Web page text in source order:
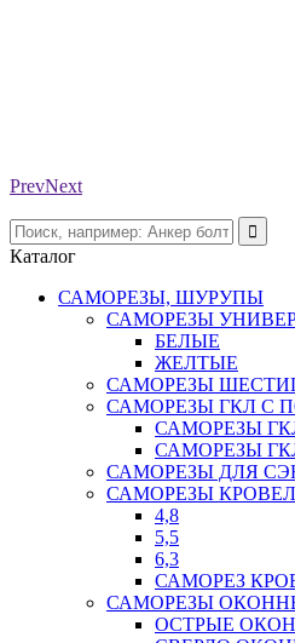
PrevNext
Каталог
САМОРЕЗЫ, ШУРУПЫ
САМОРЕЗЫ
БЕЛЫЕ
ЖЕЛТЫЕ
САМОРЕЗЫ
САМОРЕЗЫ ГКЛ С
САМОРЕЗЫ
САМОРЕЗЫ
САМОРЕЗЫ ДЛЯ
САМОРЕЗЫ
4,8
5,5
6,3
САМОРЕЗ
САМОРЕЗЫ
ОСТРЫЕ